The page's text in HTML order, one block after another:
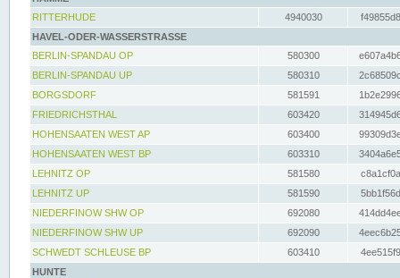
RITTERHUDE
4940030
HAVEL-ODER-WASSERSTRASSE
BERLIN-SPANDAU OP
580300
BERLIN-SPANDAU UP
580310
BORGSDORF
581591
FRIEDRICHSTHAL
603420
HOHENSAATEN WEST AP
603400
HOHENSAATEN WEST BP
603310
LEHNITZ OP
581580
LEHNITZ UP
581590
NIEDERFINOW SHW OP
692080
NIEDERFINOW SHW UP
692090
SCHWEDT SCHLEUSE BP
603410
HUNTE